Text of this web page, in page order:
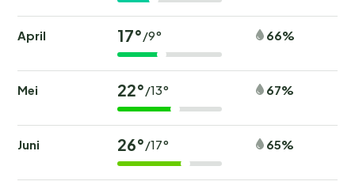
April 17°/9° 66%
Mei 22°/13° 67%
Juni 26°/17° 65%